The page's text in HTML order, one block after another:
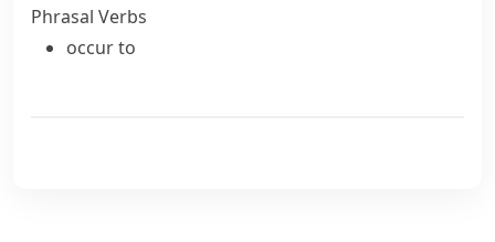
Phrasal Verbs
occur to